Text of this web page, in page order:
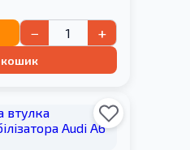
− +
кошик